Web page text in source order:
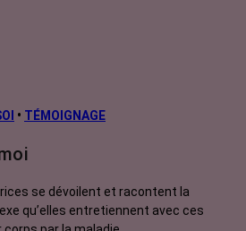
• TÉMOIGNAGE
se dévoilent et racontent la
qu’elles entretiennent avec ces